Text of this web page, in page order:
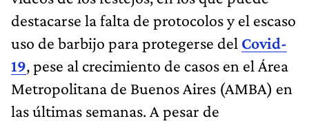
destacarse la falta de protocolos y el escaso
uso de barbijo para protegerse del Covid-
19, pese al crecimiento de casos en el Área
Metropolitana de Buenos Aires (AMBA) en
las últimas semanas. A pesar de